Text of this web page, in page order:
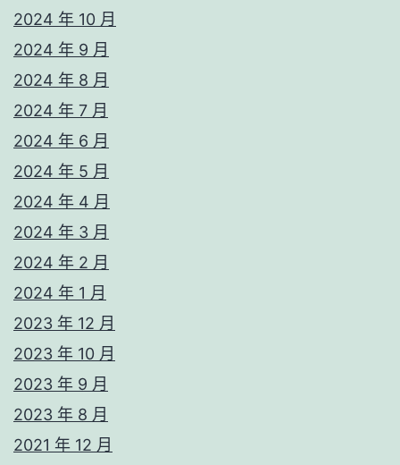
2024 年 10 月
2024 年 9 月
2024 年 8 月
2024 年 7 月
2024 年 6 月
2024 年 5 月
2024 年 4 月
2024 年 3 月
2024 年 2 月
2024 年 1 月
2023 年 12 月
2023 年 10 月
2023 年 9 月
2023 年 8 月
2021 年 12 月